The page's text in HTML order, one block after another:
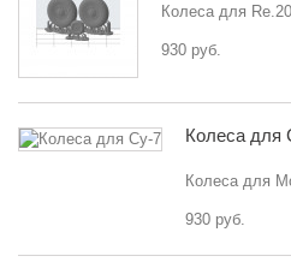
Колеса для
930 руб.
Колеса для
Колеса для
930 руб.